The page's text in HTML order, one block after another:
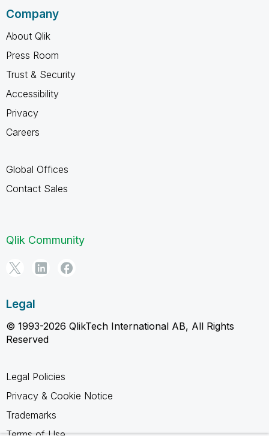
Company
About Qlik
Press Room
Trust & Security
Accessibility
Privacy
Careers
Global Offices
Contact Sales
Qlik Community
Legal
© 1993-2026 QlikTech International AB, All Rights
Reserved
Legal Policies
Privacy & Cookie Notice
Trademarks
Terms of Use